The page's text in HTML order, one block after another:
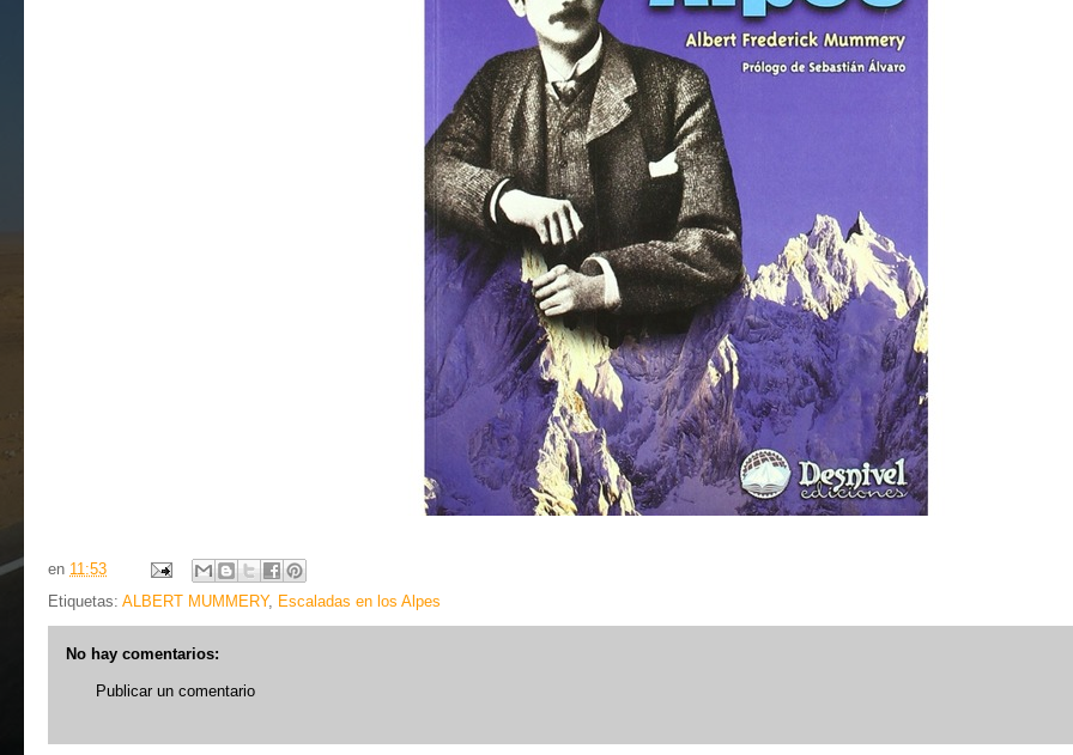
en 11:53
Etiquetas: ALBERT MUMMERY, Escaladas en los Alpes
No hay comentarios:
Publicar un comentario